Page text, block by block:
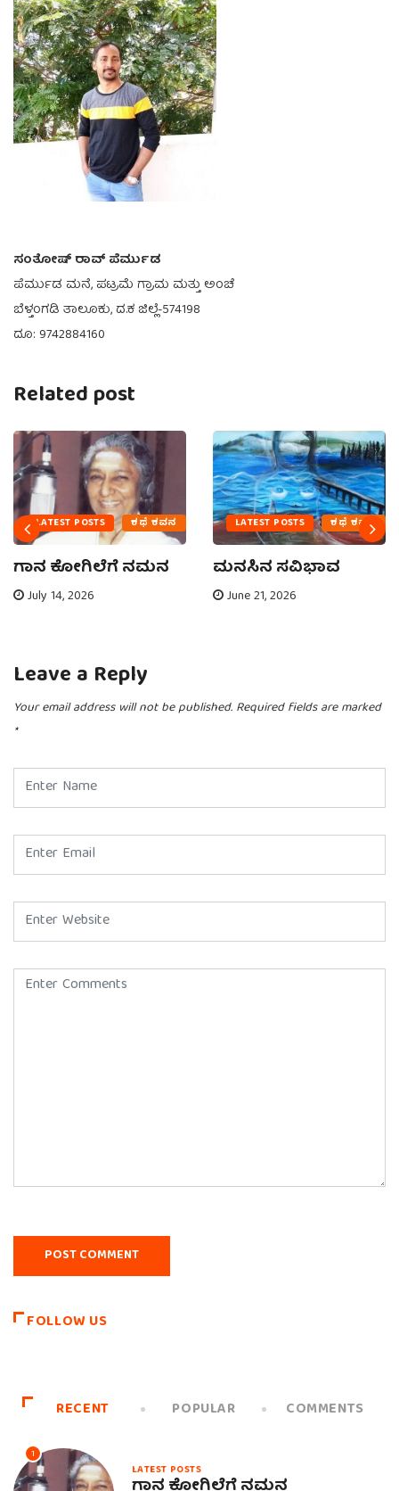
ಸಂತೋಷ್ ರಾವ್ ಪೆರ್ಮುಡ
ಪೆರ್ಮುಡ ಮನೆ, ಪಟ್ರಮೆ ಗ್ರಾಮ ಮತ್ತು ಅಂಚೆ
ಬೆಳ್ತಂಗಡಿ ತಾಲೂಕು, ದ.ಕ ಜಿಲ್ಲೆ-574198
ದೂ: 9742884160
Related post
LATEST POSTS ಕಥೆ ಕವನ
ಗಾನ ಕೋಗಿಲೆಗೆ ನಮನ
July 14, 2026
LATEST POSTS ಕಥೆ ಕವನ
ಮನಸಿನ ಸವಿಭಾವ
June 21, 2026
Leave a Reply
Your email address will not be published. Required fields are marked
*
FOLLOW US
RECENT POPULAR COMMENTS
1
LATEST POSTS